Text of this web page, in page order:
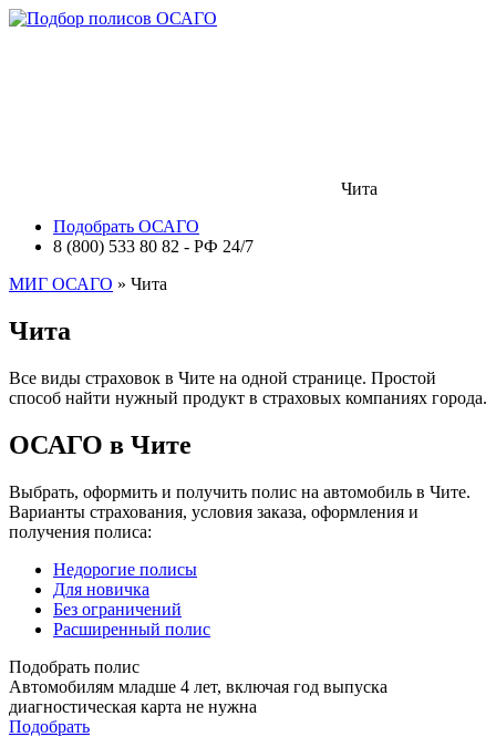
Чита
Подобрать ОСАГО
8 (800) 533 80 82 - РФ 24/7
МИГ ОСАГО » Чита
Чита
Все виды страховок в Чите на одной странице. Простой
способ найти нужный продукт в страховых компаниях города.
ОСАГО в Чите
Выбрать, оформить и получить полис на автомобиль в Чите.
Варианты страхования, условия заказа, оформления и
получения полиса:
Недорогие полисы
Для новичка
Без ограничений
Расширенный полис
Подобрать полис
Автомобилям младше 4 лет, включая год выпуска
диагностическая карта не нужна
Подобрать